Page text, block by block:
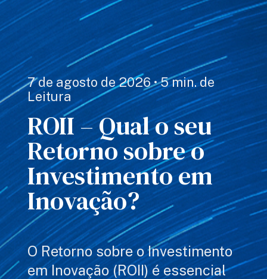
7 de agosto de 2026 • 5 min. de
Leitura
ROII – Qual o seu
Retorno sobre o
Investimento em
Inovação?
O Retorno sobre o Investimento
em Inovação (ROII) é essencial